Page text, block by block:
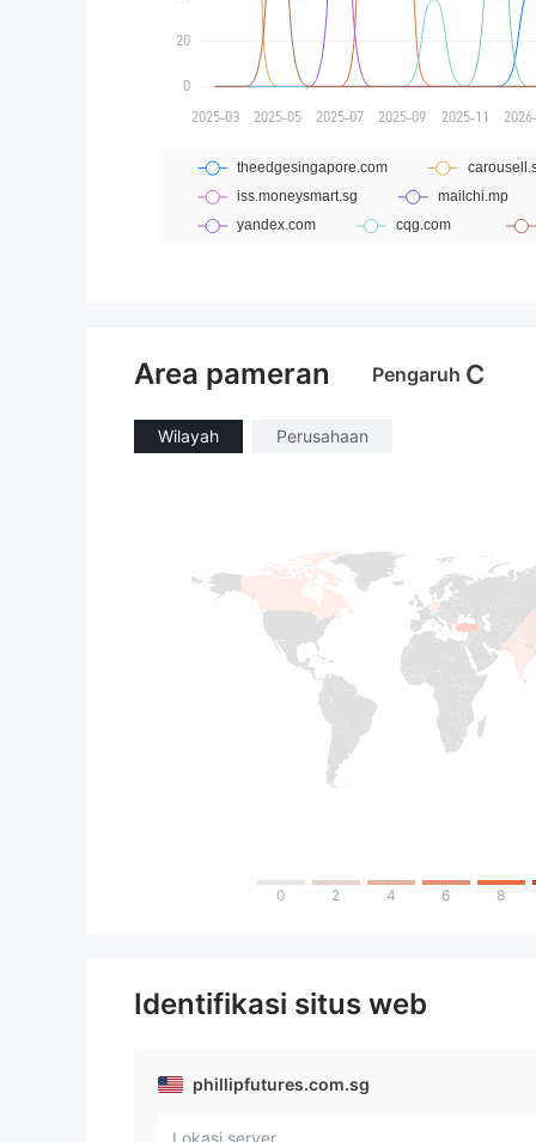
Area pameran Pengaruh C
Wilayah Perusahaan
0 2 4 6 8
Identifikasi situs web
phillipfutures.com.sg
Lokasi server